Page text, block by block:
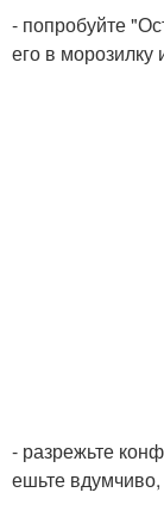
- попробуйте
его в
- разрежьте
ешьте